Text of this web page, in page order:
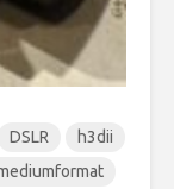
DSLR
h3dii